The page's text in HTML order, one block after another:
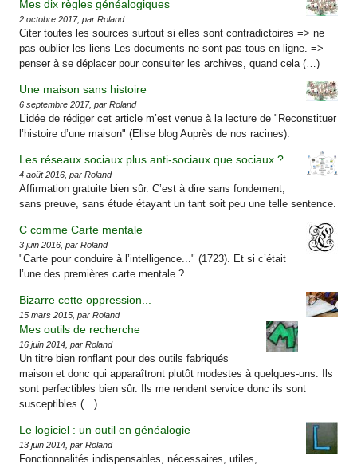
Mes dix règles généalogiques
2 octobre 2017, par Roland
Citer toutes les sources surtout si elles sont contradictoires => ne
pas oublier les liens Les documents ne sont pas tous en ligne. =>
penser à se déplacer pour consulter les archives, quand cela (…)
Une maison sans histoire
6 septembre 2017, par Roland
L’idée de rédiger cet article m’est venue à la lecture de "Reconstituer
l’histoire d’une maison" (Elise blog Auprès de nos racines).
Les réseaux sociaux plus anti-sociaux que sociaux ?
4 août 2016, par Roland
Affirmation gratuite bien sûr. C’est à dire sans fondement,
sans preuve, sans étude étayant un tant soit peu une telle sentence.
C comme Carte mentale
3 juin 2016, par Roland
"Carte pour conduire à l’intelligence..." (1723). Et si c’était
l’une des premières carte mentale ?
Bizarre cette oppression...
15 mars 2015, par Roland
Mes outils de recherche
16 juin 2014, par Roland
Un titre bien ronflant pour des outils fabriqués
maison et donc qui apparaîtront plutôt modestes à quelques-uns. Ils
sont perfectibles bien sûr. Ils me rendent service donc ils sont
susceptibles (…)
Le logiciel : un outil en généalogie
13 juin 2014, par Roland
Fonctionnalités indispensables, nécessaires, utiles,